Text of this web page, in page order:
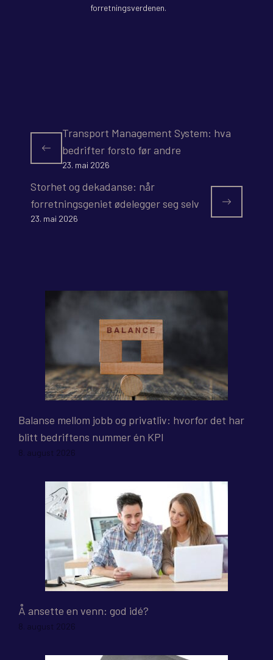
forretningsverdenen.
Transport Management System: hva
bedrifter forsto før andre
23. mai 2026
Storhet og dekadanse: når
forretningsgeniet ødelegger seg selv
23. mai 2026
Balanse mellom jobb og privatliv: hvorfor det har
blitt bedriftens nummer én KPI
8. august 2026
Å ansette en venn: god idé?
8. august 2026